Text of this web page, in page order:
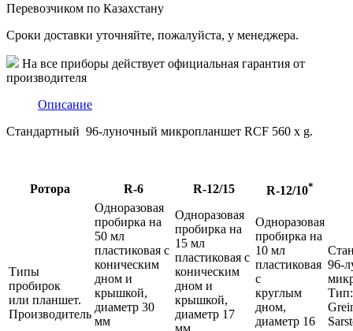
Перевозчиком по Казахстану
Сроки доставки уточняйте, пожалуйста, у менеджера.
На все приборы действует официальная гарантия от
производителя
Описание
Стандартный 96-луночный микропланшет RCF 560 x g.
Ротора R-6 R-12/15 R-12/10*
Типы
пробирок
или планшет.
Производитель
Одноразовая
пробирка на
50 мл
пластиковая с
коническим
дном и
крышкой,
диаметр 30
мм
Одноразовая
пробирка на
15 мл
пластиковая с
коническим
дном и
крышкой,
диаметр 17
мм
Одноразовая
пробирка на
10 мл
пластиковая
с
круглым
дном,
диаметр 16
96-